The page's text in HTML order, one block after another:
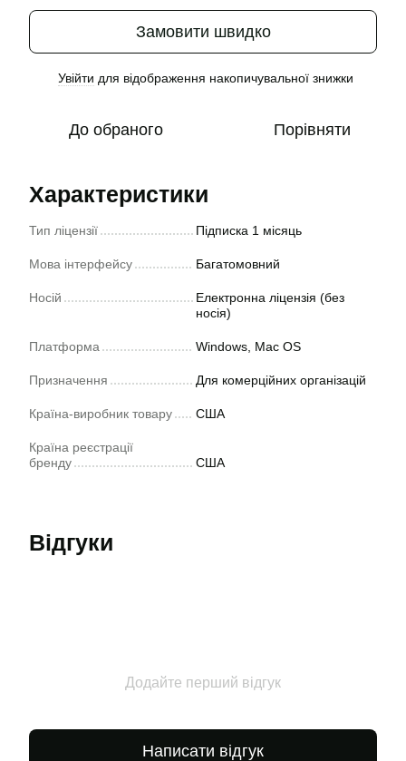
Замовити швидко
Увійти для відображення накопичувальної знижки
До обраного Порівняти
Характеристики
Тип ліцензії Підписка 1 місяць
Мова інтерфейсу Багатомовний
Носій
Електронна ліцензія (без
носія)
Платформа Windows, Mac OS
Призначення Для комерційних організацій
Країна-виробник товару США
Країна реєстрації
бренду
США
Відгуки
Додайте перший відгук
Написати відгук